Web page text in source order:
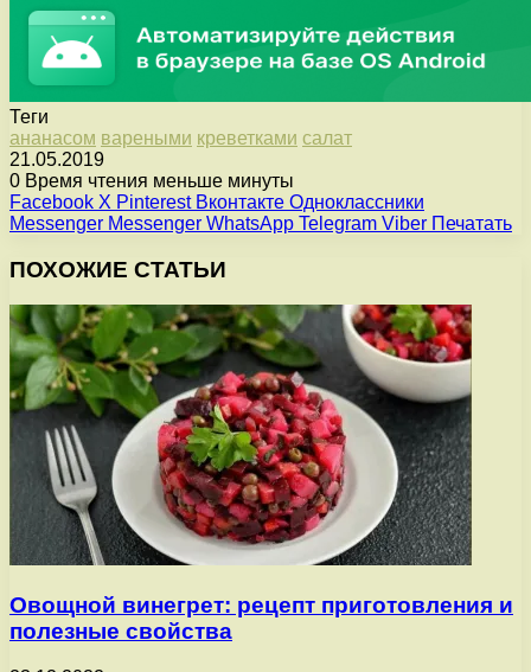
Теги
ананасом вареными креветками салат
21.05.2019
0 Время чтения меньше минуты
Facebook X Pinterest Вконтакте Одноклассники
Messenger Messenger WhatsApp Telegram Viber Печатать
ПОХОЖИЕ СТАТЬИ
Овощной винегрет: рецепт приготовления и
полезные свойства